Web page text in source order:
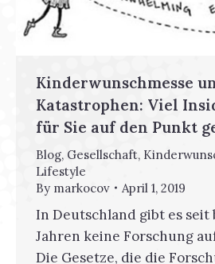
Kinderwunschmesse
Katastrophen: Viel
für Sie auf den Punkt
Blog, Gesellschaft,
Lifestyle
By markocov April 1, 2019
In Deutschland gibt es seit
Jahren keine Forschung
Die Gesetze, die die